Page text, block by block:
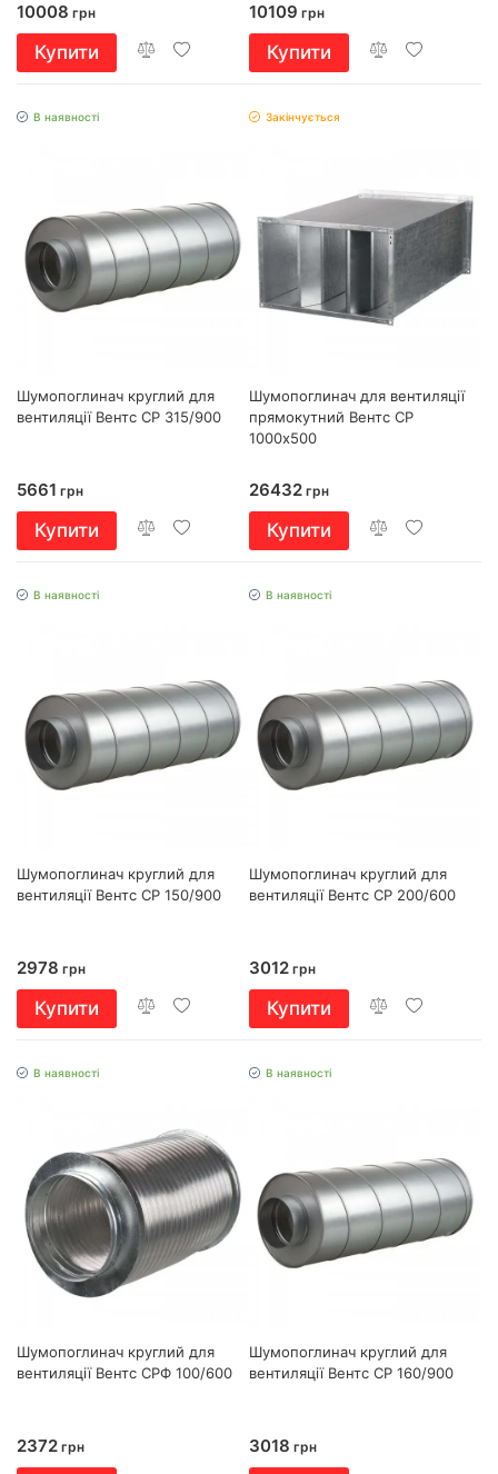
10008 грн
Купити
10109 грн
Купити
В наявності
Шумопоглинач круглий для
вентиляції Вентс СР 315/900
5661 грн
Купити
Закінчується
Шумопоглинач для вентиляції
прямокутний Вентс СР
1000х500
26432 грн
Купити
В наявності
Шумопоглинач круглий для
вентиляції Вентс СР 150/900
2978 грн
Купити
В наявності
Шумопоглинач круглий для
вентиляції Вентс СР 200/600
3012 грн
Купити
В наявності
Шумопоглинач круглий для
вентиляції Вентс СРФ 100/600
2372 грн
В наявності
Шумопоглинач круглий для
вентиляції Вентс СР 160/900
3018 грн